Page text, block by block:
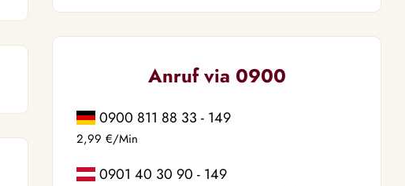
Anruf via 0900
0900 811 88 33 - 149
2,99 €/Min
0901 40 30 90 - 149